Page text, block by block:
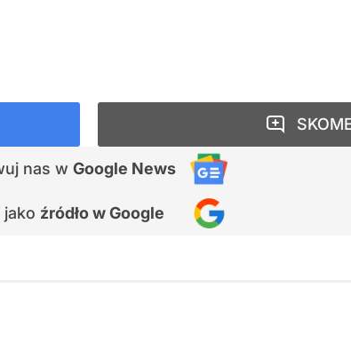
nas w Google News
jako źródło w Google